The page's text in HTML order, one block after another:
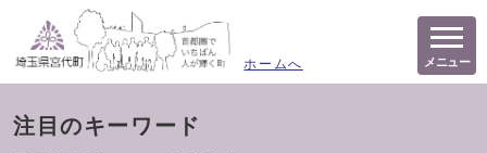
ホームへ メニュー
注目のキーワード